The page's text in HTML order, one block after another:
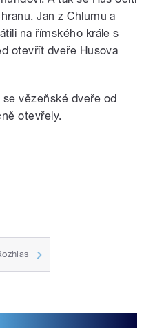
Jan z Chlumu a
na římského krále s
otevřít dveře Husova
vězeňské dveře od
otevřely.